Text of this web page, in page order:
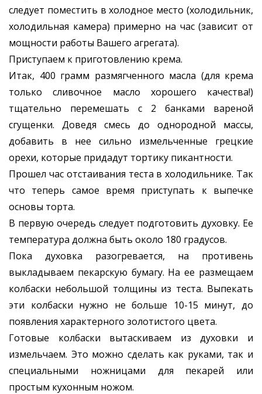
следует поместить в холодное место (холодильник,
холодильная камера) примерно на час (зависит от
мощности работы Вашего агрегата).
Приступаем к приготовлению крема.
Итак, 400 грамм размягченного масла (для крема
только сливочное масло хорошего качества!)
тщательно перемешать с 2 банками вареной
сгущенки. Доведя смесь до однородной массы,
добавить в нее сильно измельченные грецкие
орехи, которые придадут тортику пикантности.
Прошел час отстаивания теста в холодильнике. Так
что теперь самое время приступать к выпечке
основы торта.
В первую очередь следует подготовить духовку. Ее
температура должна быть около 180 градусов.
Пока духовка разогревается, на противень
выкладываем пекарскую бумагу. На ее размещаем
колбаски небольшой толщины из теста. Выпекать
эти колбаски нужно не больше 10-15 минут, до
появления характерного золотистого цвета.
Готовые колбаски вытаскиваем из духовки и
измельчаем. Это можно сделать как руками, так и
специальными ножницами для пекарей или
простым кухонным ножом.